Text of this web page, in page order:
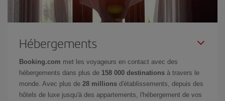
Hébergements
Booking.com met les voyageurs en contact avec des
hébergements dans plus de 158 000 destinations à travers le
monde. Avec plus de 28 millions d'établissements, depuis des
hôtels de luxe jusqu'à des appartements, l'hébergement de vos